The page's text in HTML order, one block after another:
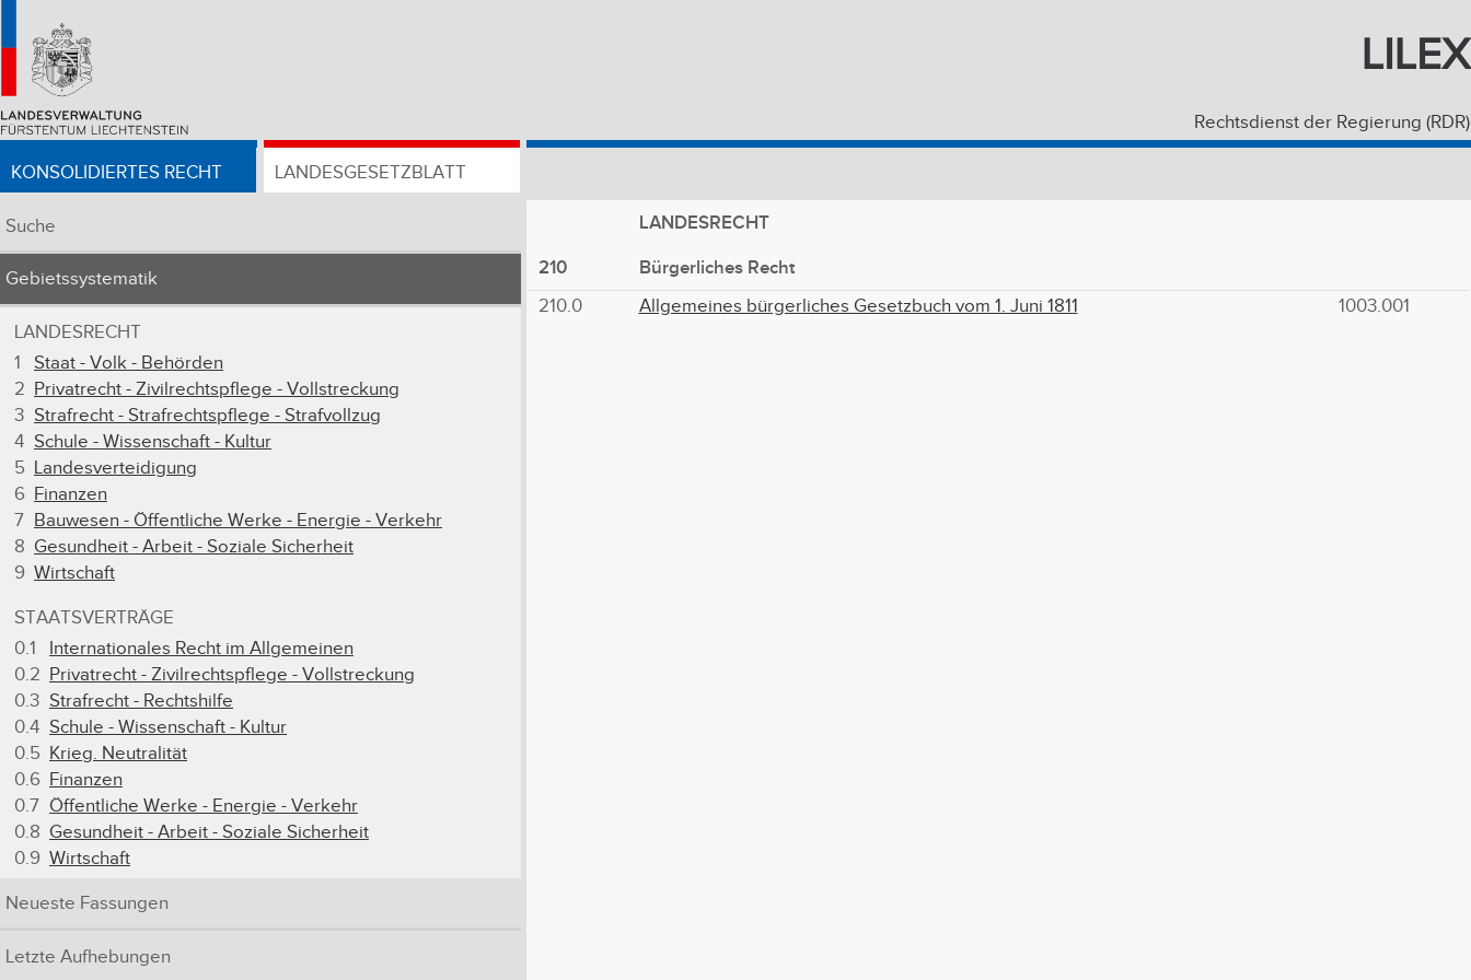
LILEX
Rechtsdienst der Regierung (RDR)
KONSOLIDIERTES RECHT LANDESGESETZBLATT
Suche
Gebietssystematik
LANDESRECHT
1
Staat - Volk - Behörden
2 Privatrecht - Zivilrechtspflege - Vollstreckung
3 Strafrecht - Strafrechtspflege - Strafvollzug
4 Schule - Wissenschaft - Kultur
5 Landesverteidigung
6 Finanzen
7 Bauwesen - Öffentliche Werke - Energie - Verkehr
8 Gesundheit - Arbeit - Soziale Sicherheit
9 Wirtschaft
STAATSVERTRÄGE
0.1
Internationales Recht im Allgemeinen
0.2 Privatrecht - Zivilrechtspflege - Vollstreckung
0.3 Strafrecht - Rechtshilfe
0.4 Schule - Wissenschaft - Kultur
0.5 Krieg. Neutralität
0.6 Finanzen
0.7 Öffentliche Werke - Energie - Verkehr
0.8 Gesundheit - Arbeit - Soziale Sicherheit
0.9 Wirtschaft
Neueste Fassungen
Letzte Aufhebungen
LANDESRECHT
210
Bürgerliches Recht
210.0 Allgemeines bürgerliches Gesetzbuch vom 1. Juni 1811 1003.001